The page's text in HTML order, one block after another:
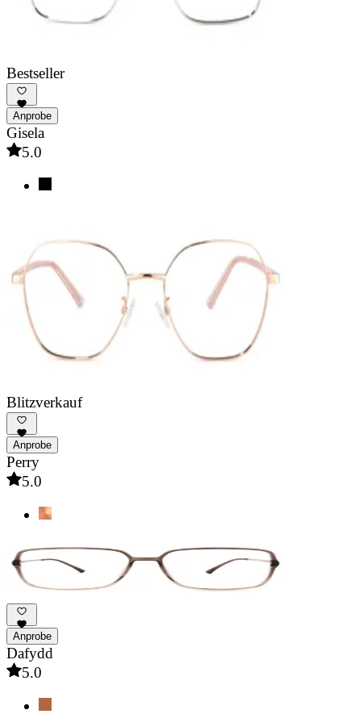
Bestseller
Anprobe
Gisela
5.0
Blitzverkauf
Anprobe
Perry
5.0
Anprobe
Dafydd
5.0